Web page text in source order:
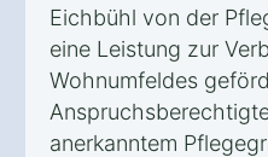
Eichbühl von der
eine Leistung zur
Wohnumfeldes
anerkanntem